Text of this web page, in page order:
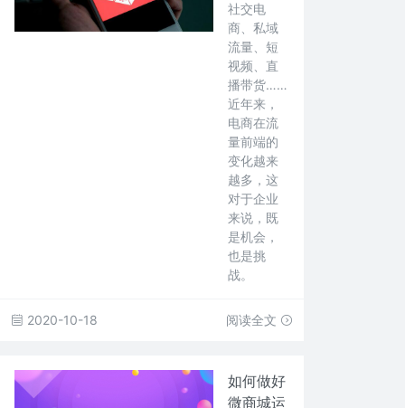
社交电
商、私域
流量、短
视频、直
播带货……
近年来，
电商在流
量前端的
变化越来
越多，这
对于企业
来说，既
是机会，
也是挑
战。
2020-10-18 阅读全文
如何做好
微商城运